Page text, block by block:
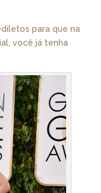
para que na
você já tenha